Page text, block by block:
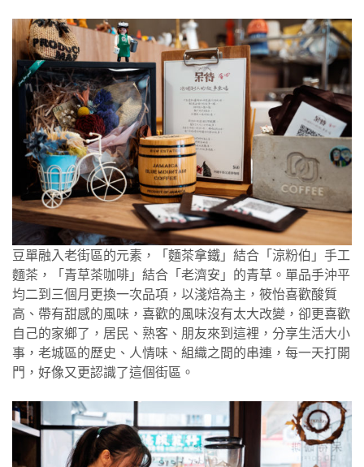
豆單融入老街區的元素，「麵茶拿鐵」結合「涼粉伯」手工
麵茶，「青草茶咖啡」結合「老濟安」的青草。單品手沖平
均二到三個月更換一次品項，以淺焙為主，筱怡喜歡酸質
高、帶有甜感的風味，喜歡的風味沒有太大改變，卻更喜歡
自己的家鄉了，居民、熟客、朋友來到這裡，分享生活大小
事，老城區的歷史、人情味、組織之間的串連，每一天打開
門，好像又更認識了這個街區。